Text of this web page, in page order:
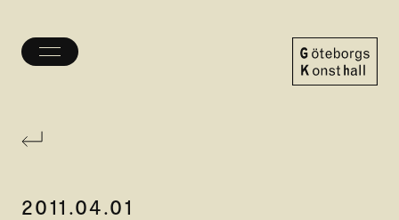
Öppna/stäng
2011.04.01